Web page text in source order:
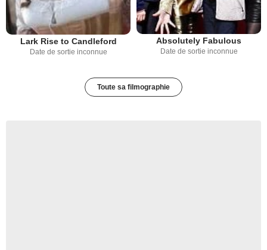
Lark Rise to Candleford
Date de sortie inconnue
Absolutely Fabulous
Date de sortie inconnue
Toute sa filmographie